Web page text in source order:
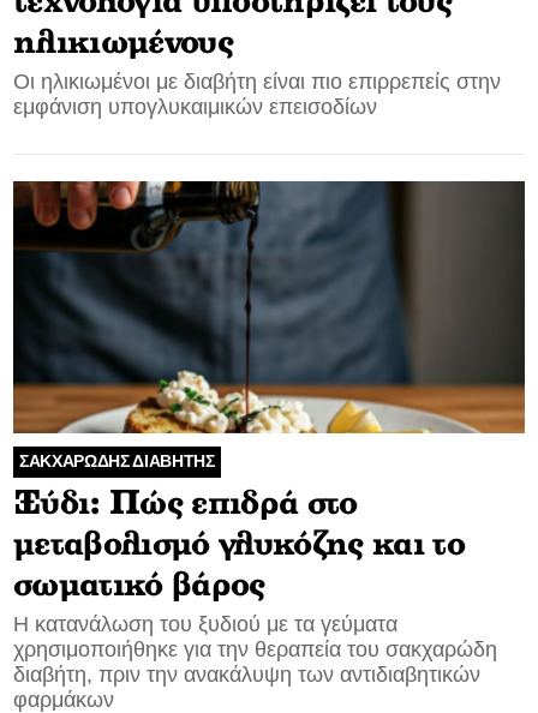
ηλικιωμένους
Οι ηλικιωμένοι με διαβήτη είναι πιο επιρρεπείς στην
εμφάνιση υπογλυκαιμικών επεισοδίων
ΣΑΚΧΑΡΩΔΗΣ ΔΙΑΒΗΤΗΣ
Ξύδι: Πώς επιδρά στο
μεταβολισμό γλυκόζης και το
σωματικό βάρος
Η κατανάλωση του ξυδιού με τα γεύματα
χρησιμοποιήθηκε για την θεραπεία του σακχαρώδη
διαβήτη, πριν την ανακάλυψη των αντιδιαβητικών
φαρμάκων